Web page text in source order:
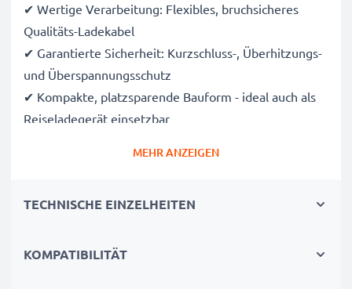
✔ Wertige Verarbeitung: Flexibles, bruchsicheres
Qualitäts-Ladekabel
✔ Garantierte Sicherheit: Kurzschluss-, Überhitzungs-
und Überspannungsschutz
✔ Kompakte, platzsparende Bauform - ideal auch als
Reiseladegerät einsetzbar
Input:12V / 24V
Ausgangsspannung / Output Volt:
MEHR ANZEIGEN
TECHNISCHE EINZELHEITEN
KOMPATIBILITÄT